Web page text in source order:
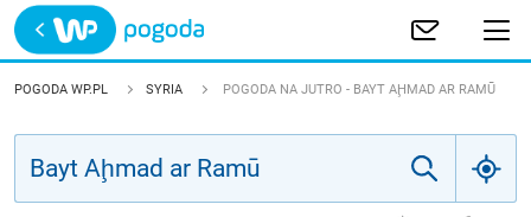
Trwa ładowanie
POLSKA
POGODA WP.PL SYRIA POGODA NA JUTRO - BAYT AḨMAD AR RAMŪ